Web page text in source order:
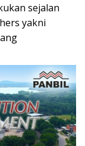
sejalan
yakni